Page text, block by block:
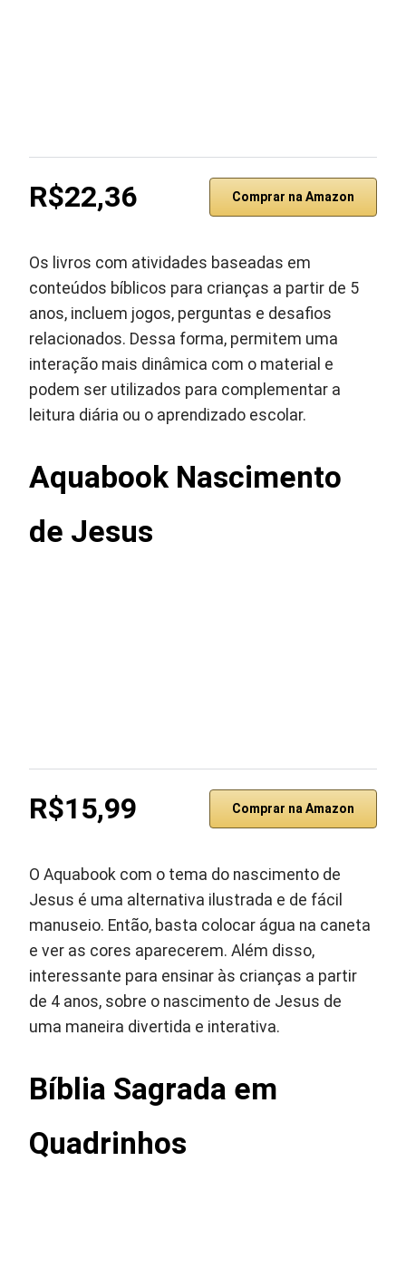
R$22,36 Comprar na Amazon
Os livros com atividades baseadas em
conteúdos bíblicos para crianças a partir de 5
anos, incluem jogos, perguntas e desafios
relacionados. Dessa forma, permitem uma
interação mais dinâmica com o material e
podem ser utilizados para complementar a
leitura diária ou o aprendizado escolar.
Aquabook Nascimento
de Jesus
R$15,99 Comprar na Amazon
O Aquabook com o tema do nascimento de
Jesus é uma alternativa ilustrada e de fácil
manuseio. Então, basta colocar água na caneta
e ver as cores aparecerem. Além disso,
interessante para ensinar às crianças a partir
de 4 anos, sobre o nascimento de Jesus de
uma maneira divertida e interativa.
Bíblia Sagrada em
Quadrinhos